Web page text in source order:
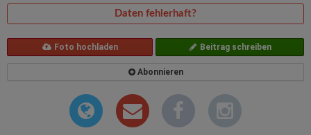
Daten fehlerhaft?
Foto hochladen Beitrag schreiben
Abonnieren